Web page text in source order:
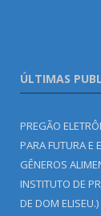
ÚLTIMAS
PREGÃO
PARA FUTURA E
GÊNEROS
INSTITUTO DE
DE DOM ELISEU.)